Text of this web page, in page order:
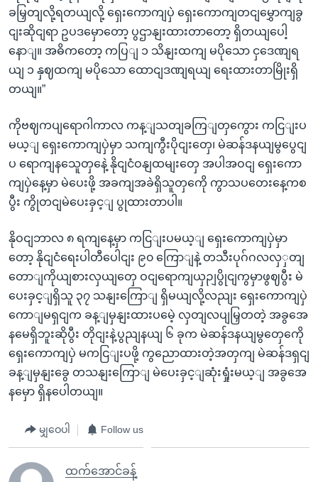
ခမြှတျလို့ရတယျလို့ ရှေးကောကျပှဲ ရှေးကောကျတငျမွှောကျခွ
ငျးဆိုငျရာ ဥပဒမှောတော့ ပွဌာနျးထားတာတော့ ရှိတယျပေါ့
နောျ။ အဓိကတော့ ကပြျ ၁ သိနျးထကျ မပိုသော ငှဒေဏျရ
ယျ ၁ နှဈထကျ မပိုသော ထောငျဒဏျရယျ ရေးထားတာမြိုးရှိ
တယျ။”
ကိုဗဈကပျရောဂါကာလ ကန့ျသတျခကြျတှကွေား ကငြျးပ
မယ့ျ ရှေးကောကျပှဲမှာ သကျကွီးပိုငျးတှေ၊ မဲဆန်ဒနယျမွပွေငျ
ပ ရောကျနသေူတှနေဲ့ နိုငျငံဝနျထမျးတှေ အပါအဝငျ ရှေးကော
ကျပှဲနေ့မှာ မဲပေးဖို့ အခကျအခဲရှိသူတှကေို ကွာသပတေးနေ့ကစ
ပွီး ကွိုတငျမဲပေးခှင့ျ ပွုထားတာပါ။
နိုဝငျဘာလ ၈ ရကျနေ့မှာ ကငြျးပမယ့ျ ရှေးကောကျပှဲမှာ
တော့ နိုငျငံရေးပါတီပေါငျး ၉၀ ကြောျနဲ့ တသီးပုဂ်ဂလလှှတျ
တောျကိုယျစားလှယျတှေ ဝငျရောကျယှဉျပွိုငျကွမှာဖွဈပွီး မဲ
ပေးခှင့ျရှိသူ ၃၇ သနျးကြောျ ရှိမယျလို့လညျး ရှေးကောကျပှဲ
ကောျမရှငျက ခန့ျမှနျးထားပမေဲ့ လှတျလပျမြှတတဲ့ အခွအေ
နမေရှိဘူးဆိုပွီး တိုငျးနဲ့ပွညျနယျ ၆ ခုက မဲဆန်ဒနယျမွတှေကေို
ရှေးကောကျပှဲ မကငြျးပဖို့ ကွညောထားတဲ့အတှကျ မဲဆန်ဒရှငျ
ခန့ျမှနျးခွေ တသနျးကြောျ မဲပေးခှင့ျဆုံးရှုံးမယ့ျ အခွအေ
နမှော ရှိနပေါတယျ။
မျှဝေပါ Follow us
ထက်အောင်ခန့်